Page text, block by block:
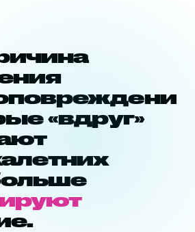
«вдруг»